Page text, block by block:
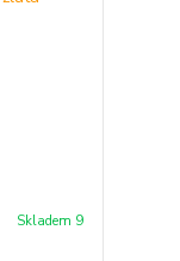
Skladem 9